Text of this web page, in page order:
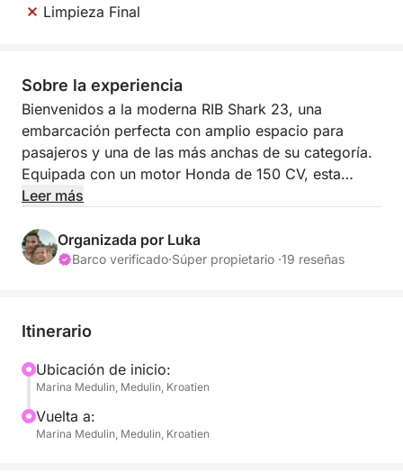
Limpieza Final
Sobre la experiencia
Bienvenidos a la moderna RIB Shark 23, una
embarcación perfecta con amplio espacio para
pasajeros y una de las más anchas de su categoría.
Equipada con un motor Honda de 150 CV, esta
lancha es una opción rápida y eficiente para sus
10 pasajeros, con mucho espacio para sentarse y
moverse cómodamente a bordo. Su fácil
Recomendada para todo tipo de grupos y perfecta
Si no dispone de licencia de navegación ni
experiencia náutica, podemos proporcionarle uno
de nuestros patrones profesionales por 150 € al día.
Leer más
Organizada por Luka
Barco verificado·Súper propietario ·19 reseñas
Itinerario
Ubicación de inicio:
Marina Medulin, Medulin, Kroatien
Vuelta a:
Marina Medulin, Medulin, Kroatien